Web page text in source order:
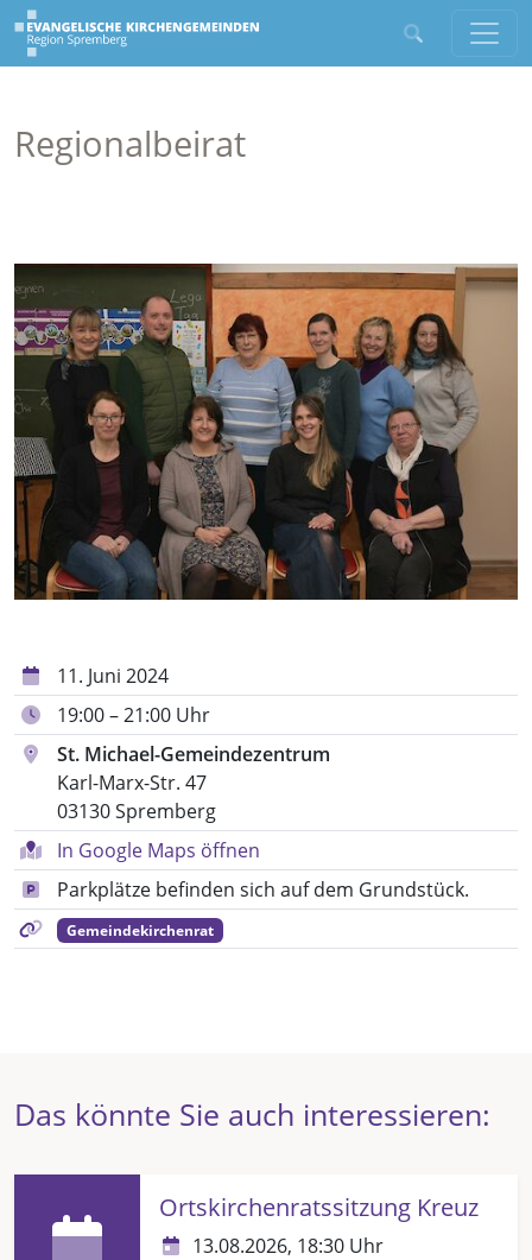
Regionalbeirat
11. Juni 2024
19:00 – 21:00 Uhr
St. Michael-Gemeindezentrum
Karl-Marx-Str. 47
03130 Spremberg
In Google Maps öffnen
Parkplätze befinden sich auf dem Grundstück.
Gemeindekirchenrat
Das könnte Sie auch interessieren:
Ortskirchenratssitzung Kreuz
13.08.2026, 18:30 Uhr